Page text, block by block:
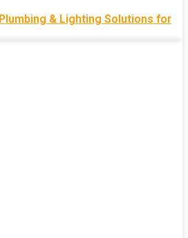
& Lighting Solutions for